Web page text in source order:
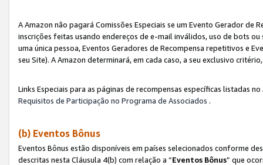
A Amazon não pagará Comissões Especiais se um Evento Gerador
inscrições feitas usando endereços de e-mail inválidos, uso de bots
uma única pessoa, Eventos Geradores de Recompensa repetitivos e
seu Site). A Amazon determinará, em cada caso, a seu exclusivo
Links Especiais para as páginas de recompensas específicas listadas no
Requisitos de Participação no Programa de Associados .
(b) Eventos Bônus
Eventos Bônus estão disponíveis em países selecionados conforme
descritas nesta Cláusula 4(b) com relação a “Eventos Bônus” que